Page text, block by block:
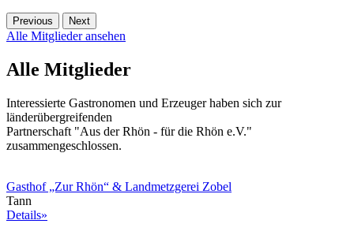
Previous Next
Alle Mitglieder ansehen
Alle Mitglieder
Interessierte Gastronomen und Erzeuger haben sich zur
länderübergreifenden
Partnerschaft "Aus der Rhön - für die Rhön e.V."
zusammengeschlossen.
Gasthof „Zur Rhön“ & Landmetzgerei Zobel
Tann
Details»